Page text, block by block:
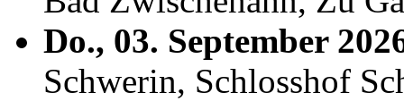
Do., 03. September
Schwerin, Schlosshof